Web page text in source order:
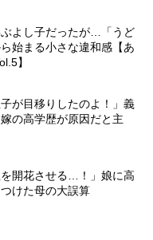
よし子だったが…「うど
始まる小さな違和感【あ
】
が目移りしたのよ！」義
の高学歴が原因だと主
を開花させる…！」娘に高
けた母の大誤算